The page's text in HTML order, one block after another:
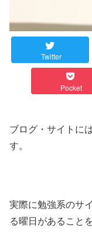
Twitter
Pocket
ブログ・サイトに
す。
実際に勉強系のサ
る曜日があること